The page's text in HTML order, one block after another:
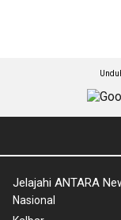
Jelajahi ANTARA
Nasional